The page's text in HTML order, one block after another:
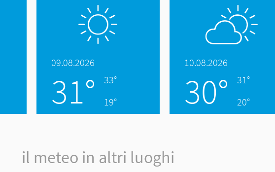
09.08.2026
31°
33°
19°
10.08.2026
30°
31°
20°
il meteo in altri luoghi